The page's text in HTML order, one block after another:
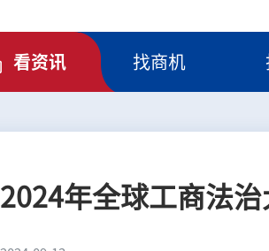
看资讯 找商机
2024年全球工商法治